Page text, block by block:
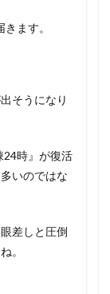
ます。
そうになり
24時』が復活
いのではな
差しと圧倒
。